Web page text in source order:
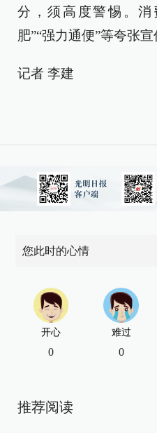
分，须高度警惕。
肥”“强力通便”等夸张
记者 李建
您此时的心情
开心
0
难过
0
推荐阅读